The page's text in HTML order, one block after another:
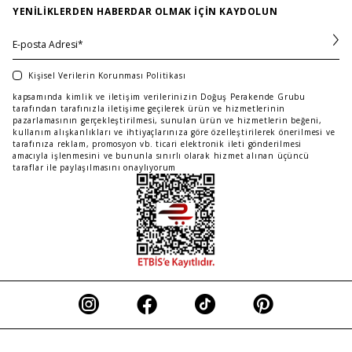
daha ulaşılabilir fiyatlarla gardırobuna
topuklu ayakkabı ve sandalet gibi farklı
kategorilerde sunulur. Her biri kaliteli malzemeler ve
dikkat çekici detaylarla tasarlanır. Böylece hem
konforu hem de şıklığı aynı anda deneyimlersin.
Maje İndirimli Ayakkabı Modelleri ile Şıklığını
Tamamla
indirimli ayakkabı modelleri
hitap eden geniş bir seçki sunar. Günlük kullanım için
tercih edebileceğin rahat sneaker modellerinden, şık
davetlerde kullanabileceğin zarif topuklu
ayakkabılara kadar pek çok seçenek bulunur.
Özellikle minimal tasarımlara sahip Maje sneaker
modelleri, şehir stilini modern bir dokunuşla
YENILIKLERDEN HABERDAR OLMAK IÇIN KAYDOLUN
Kişisel Verilerin Korunması Politikası
kapsamında kimlik ve iletişim verilerinizin Doğuş Perakende Grubu
tarafından tarafınızla iletişime geçilerek ürün ve hizmetlerinin
pazarlamasının gerçekleştirilmesi, sunulan ürün ve hizmetlerin beğeni,
kullanım alışkanlıkları ve ihtiyaçlarınıza göre özelleştirilerek önerilmesi ve
tarafınıza reklam, promosyon vb. ticari elektronik ileti gönderilmesi
amacıyla işlenmesini ve bununla sınırlı olarak hizmet alınan üçüncü
taraflar ile paylaşılmasını onaylıyorum